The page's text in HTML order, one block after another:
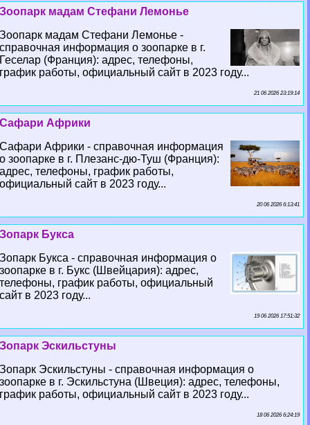
Зоопарк мадам Стефани Лемонье
Зоопарк мадам Стефани Лемонье -
справочная информация о зоопарке в г.
Геселар (Франция): адрес, телефоны,
график работы, официальный сайт в 2023 году...
21 06 2026 23:19:14
Сафари Африки
Сафари Африки - справочная информация
о зоопарке в г. Плезанс-дю-Туш (Франция):
адрес, телефоны, график работы,
официальный сайт в 2023 году...
20 06 2026 6:13:41
Зопарк Букса
Зопарк Букса - справочная информация о
зоопарке в г. Букс (Швейцария): адрес,
телефоны, график работы, официальный
сайт в 2023 году...
19 06 2026 17:51:32
Зопарк Эскильстуны
Зопарк Эскильстуны - справочная информация о
зоопарке в г. Эскильстуна (Швеция): адрес, телефоны,
график работы, официальный сайт в 2023 году...
18 06 2026 6:24:19